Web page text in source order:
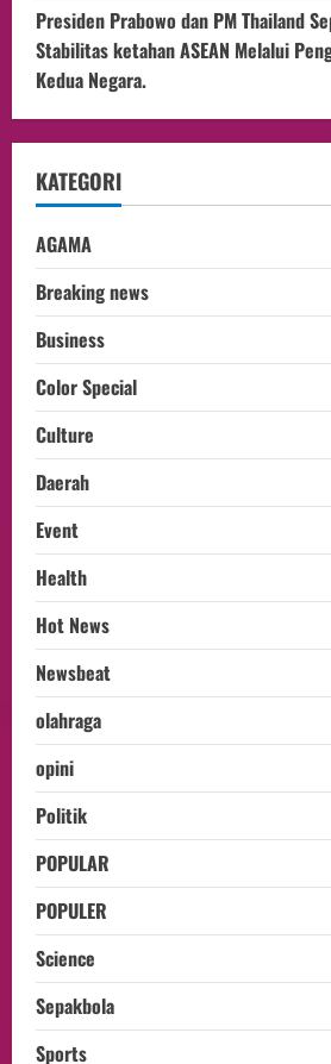
Presiden Prabowo dan PM Thailand
Stabilitas ketahan ASEAN Melalui
Kedua Negara.
KATEGORI
AGAMA
Breaking news
Business
Color Special
Culture
Daerah
Event
Health
Hot News
Newsbeat
olahraga
opini
Politik
POPULAR
POPULER
Science
Sepakbola
Sports